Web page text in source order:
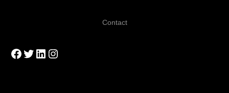
Contact
Facebook
Twitter
LinkedIn
Instagram